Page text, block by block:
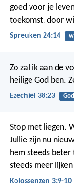
goed voor je
toekomst, door
Spreuken 24:14
Zo zal ik aan de
heilige God ben.
Ezechiël 38:23 God
Stop met liegen.
Jullie zijn nu
hem steeds beter
steeds meer
Kolossenzen 3:9-10